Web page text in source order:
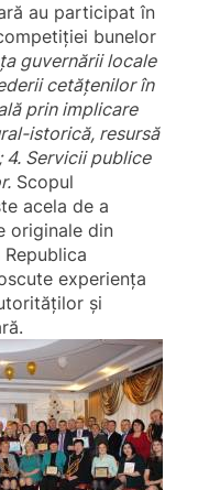
au participat în
bunelor
guvernării locale
cetățenilor în
prin implicare
istorică, resursă
Servicii publice
Scopul
acela de a
originale din
experiența
și